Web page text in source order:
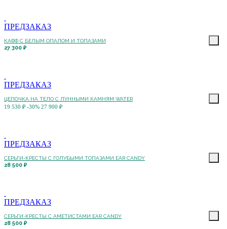
ПРЕДЗАКАЗ
КАФФ С БЕЛЫМ ОПАЛОМ И ТОПАЗАМИ
27 300 ₽
ПРЕДЗАКАЗ
ЦЕПОЧКА НА ТЕЛО С ЛУННЫМИ КАМНЯМ WATER
19 530 ₽ -30% 27 900 ₽
ПРЕДЗАКАЗ
СЕРЬГИ-КРЕСТЫ С ГОЛУБЫМИ ТОПАЗАМИ EAR CANDY
28 500 ₽
ПРЕДЗАКАЗ
СЕРЬГИ-КРЕСТЫ С АМЕТИСТАМИ EAR CANDY
28 500 ₽